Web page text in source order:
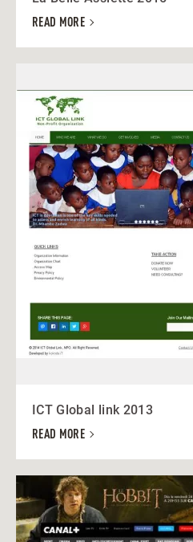
READ MORE
ICT Global link 2013
READ MORE